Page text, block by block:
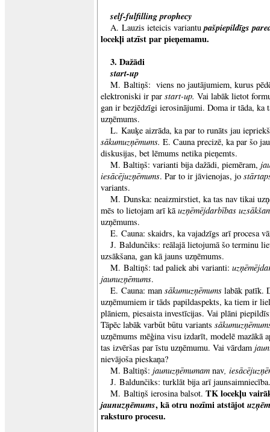
self-fulfilling prophecy
A. Lauzis ieteicis variantupašpiepildīgs
locekļi atzīst par pieņemamu.
3. Dažādi
start-up
M. Baltiņš: viens no jautājumiem, kurus
elektroniski ir par start-up. Vai labāk lietot
gan ir bezjēdzīgi ierosinājumi. Doma ir tāda, ka
uzņēmums.
L. Kauķe aizrāda, ka par to runāts jau
sākumuzņēmums. E. Cauna precizē, ka par šo
diskusijas, bet lēmums netika pieņemts.
M. Baltiņš: varianti bija dažādi, piemēram,
iesācējuzņēmums. Par to ir jāvienojas, jo
variants.
M. Dunska: neaizmirstiet, ka tas nav tikai
mēs to lietojam arī kāuzņēmējdarbības
uzņēmums.
E. Cauna: skaidrs, ka vajadzīgs arī procesa
J. Baldunčiks: reālajā lietojumā šo terminu
uzsākšana, gan kā jauns uzņēmums.
M. Baltiņš: tad paliek abi varianti:
jaunuzņēmums.
E. Cauna: man sākumuzņēmums labāk patīk.
uzņēmumiem ir tāds papildaspekts, ka tiem ir
plāniem, piesaista investīcijas. Vai plāni
Tāpēc labāk varbūt būtu variants
uzņēmums mēģina visu izdarīt, modelē mazākā
tas izvēršas par īstu uzņēmumu. Vai vārdam
nievājoša pieskaņa?
M. Baltiņš: jaunuzņēmumam nav,
J. Baldunčiks: turklāt bija arī jaunsaimniecība.
M. Baltiņš ierosina balsot. TK locekļu
jaunuzņēmums, kā otru nozīmi atstājot
raksturo procesu.